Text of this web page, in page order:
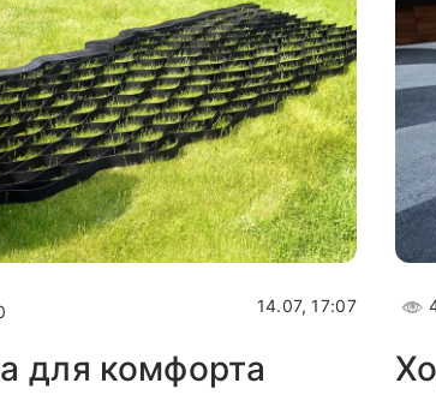
14.07, 17:07
для комфорта